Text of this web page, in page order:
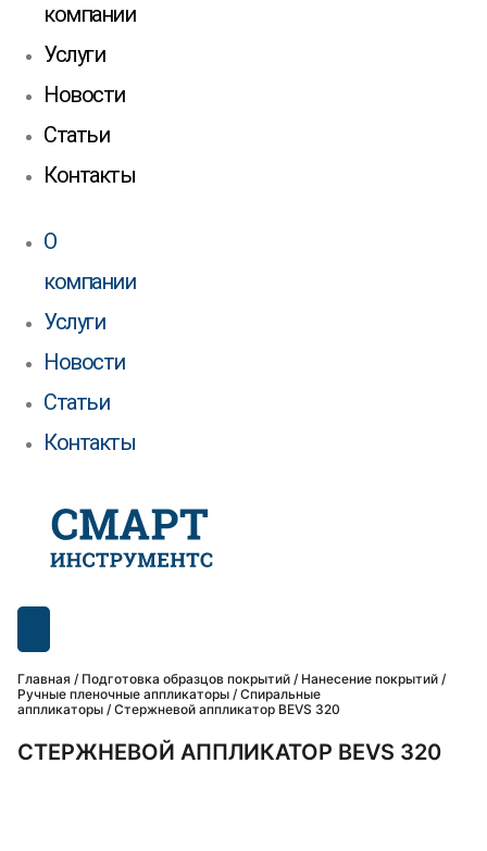
компании
Услуги
Новости
Статьи
Контакты
О
компании
Услуги
Новости
Статьи
Контакты
Главная / Подготовка образцов покрытий / Нанесение покрытий /
Ручные пленочные аппликаторы / Спиральные
аппликаторы / Стержневой аппликатор BEVS 320
СТЕРЖНЕВОЙ АППЛИКАТОР BEVS 320